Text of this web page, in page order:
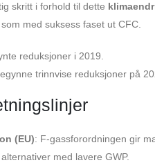
skritt i forhold til dette
med suksess faset ut CFC.
reduksjoner i 2019.
trinnvise reduksjoner på
(EU): F-gassforordningen gir
med lavere GWP.